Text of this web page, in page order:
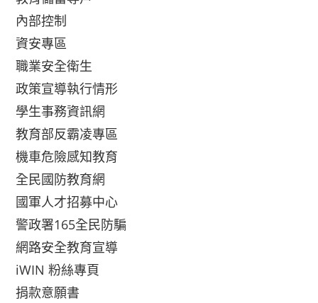
內部控制
資安專區
職業安全衛生
政策宣導執行情形
學生事務資訊網
教育部反霸凌專區
機車危險感知教育
全民國防教育網
國軍人才招募中心
警政署165全民防騙
網路安全教育宣導
iWIN 粉絲專頁
捐款意願書